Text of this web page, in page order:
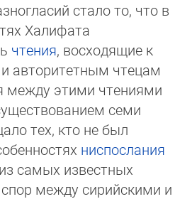
стало то, что в
Халифата
чтения, восходящие к
авторитетным чтецам
между этими чтениями
семи
тех, кто не был
ниспослания
самых известных
между сирийскими и